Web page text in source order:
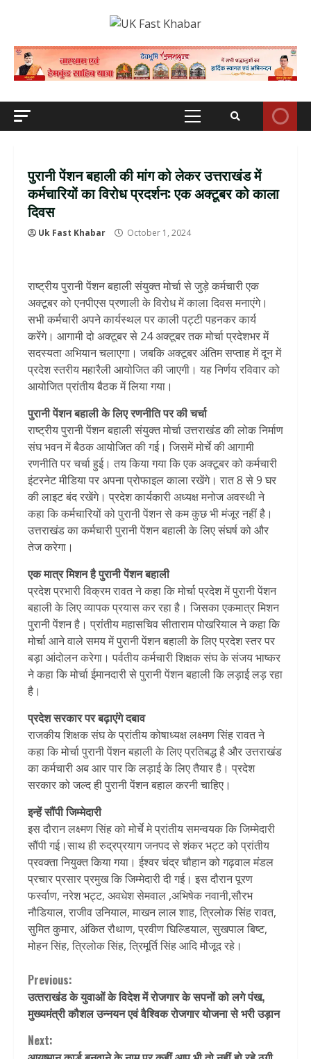
Primary
पुरानी पेंशन बहाली की मांग को लेकर उत्तराखंड में
कर्मचारियों का विरोध प्रदर्शन: एक अक्टूबर को काला
दिवस
Uk Fast Khabar October 1, 2024
राष्ट्रीय पुरानी पेंशन बहाली संयुक्त मोर्चा से जुड़े कर्मचारी एक
अक्टूबर को एनपीएस प्रणाली के विरोध में काला दिवस मनाएंगे।
सभी कर्मचारी अपने कार्यस्थल पर काली पट्टी पहनकर कार्य
करेंगे। आगामी दो अक्टूबर से 24 अक्टूबर तक मोर्चा प्रदेशभर में
सदस्यता अभियान चलाएगा। जबकि अक्टूबर अंतिम सप्ताह में दून में
प्रदेश स्तरीय महारैली आयोजित की जाएगी। यह निर्णय रविवार को
आयोजित प्रांतीय बैठक में लिया गया।
पुरानी पेंशन बहाली के लिए रणनीति पर की चर्चा
राष्ट्रीय पुरानी पेंशन बहाली संयुक्त मोर्चा उत्तराखंड की लोक निर्माण
संघ भवन में बैठक आयोजित की गई। जिसमें मोर्चे की आगामी
रणनीति पर चर्चा हुई। तय किया गया कि एक अक्टूबर को कर्मचारी
इंटरनेट मीडिया पर अपना प्रोफाइल काला रखेंगे। रात 8 से 9 घर
की लाइट बंद रखेंगे। प्रदेश कार्यकारी अध्यक्ष मनोज अवस्थी ने
कहा कि कर्मचारियों को पुरानी पेंशन से कम कुछ भी मंजूर नहीं है।
उत्तराखंड का कर्मचारी पुरानी पेंशन बहाली के लिए संघर्ष को और
तेज करेगा।
एक मात्र मिशन है पुरानी पेंशन बहाली
प्रदेश प्रभारी विक्रम रावत ने कहा कि मोर्चा प्रदेश में पुरानी पेंशन
बहाली के लिए व्यापक प्रयास कर रहा है। जिसका एकमात्र मिशन
पुरानी पेंशन है। प्रांतीय महासचिव सीताराम पोखरियाल ने कहा कि
मोर्चा आने वाले समय में पुरानी पेंशन बहाली के लिए प्रदेश स्तर पर
बड़ा आंदोलन करेगा। पर्वतीय कर्मचारी शिक्षक संघ के संजय भाष्कर
ने कहा कि मोर्चा ईमानदारी से पुरानी पेंशन बहाली कि लड़ाई लड़ रहा
है।
प्रदेश सरकार पर बढ़ाएंगे दबाव
राजकीय शिक्षक संघ के प्रांतीय कोषाध्यक्ष लक्ष्मण सिंह रावत ने
कहा कि मोर्चा पुरानी पेंशन बहाली के लिए प्रतिबद्ध है और उत्तराखंड
का कर्मचारी अब आर पार कि लड़ाई के लिए तैयार है। प्रदेश
सरकार को जल्द ही पुरानी पेंशन बहाल करनी चाहिए।
इन्हें सौंपी जिम्मेदारी
इस दौरान लक्ष्मण सिंह को मोर्चे मे प्रांतीय समन्वयक कि जिम्मेदारी
सौंपी गई।साथ ही रुद्रप्रयाग जनपद से शंकर भट्ट को प्रांतीय
प्रवक्ता नियुक्त किया गया। ईश्वर चंद्र चौहान को गढ़वाल मंडल
प्रचार प्रसार प्रमुख कि जिम्मेदारी दी गई। इस दौरान पूरण
फर्स्वाण, नरेश भट्ट, अवधेश सेमवाल ,अभिषेक नवानी,सौरभ
नौडियाल, राजीव उनियाल, माखन लाल शाह, त्रिलोक सिंह रावत,
सुमित कुमार, अंकित रौथाण, प्रवीण घिल्डियाल, सुखपाल बिष्ट,
मोहन सिंह, त्रिलोक सिंह, त्रिमूर्ति सिंह आदि मौजूद रहे।
Continue
Reading
Previous:
उत्‍तराखंड के युवाओं के विदेश में रोजगार के सपनों को लगे पंख,
मुख्यमंत्री कौशल उन्नयन एवं वैश्विक रोजगार योजना से भरी उड़ान
Next: